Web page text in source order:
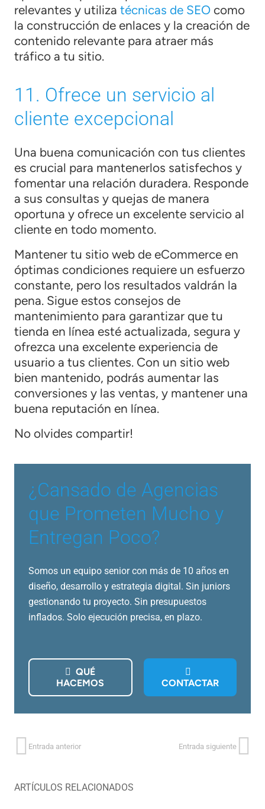
relevantes y utiliza técnicas de SEO como
la construcción de enlaces y la creación de
contenido relevante para atraer más
tráfico a tu sitio.
11. Ofrece un servicio al
cliente excepcional
Una buena comunicación con tus clientes
es crucial para mantenerlos satisfechos y
fomentar una relación duradera. Responde
a sus consultas y quejas de manera
oportuna y ofrece un excelente servicio al
cliente en todo momento.
Mantener tu sitio web de eCommerce en
óptimas condiciones requiere un esfuerzo
constante, pero los resultados valdrán la
pena. Sigue estos consejos de
mantenimiento para garantizar que tu
tienda en línea esté actualizada, segura y
ofrezca una excelente experiencia de
usuario a tus clientes. Con un sitio web
bien mantenido, podrás aumentar las
conversiones y las ventas, y mantener una
buena reputación en línea.
No olvides compartir!
¿Cansado de Agencias
que Prometen Mucho y
Entregan Poco?
Somos un equipo senior con más de 10 años en
diseño, desarrollo y estrategia digital. Sin juniors
gestionando tu proyecto. Sin presupuestos
inflados. Solo ejecución precisa, en plazo.
QUÉ
HACEMOS
CONTACTAR
Entrada anterior Entrada siguiente
ARTÍCULOS RELACIONADOS